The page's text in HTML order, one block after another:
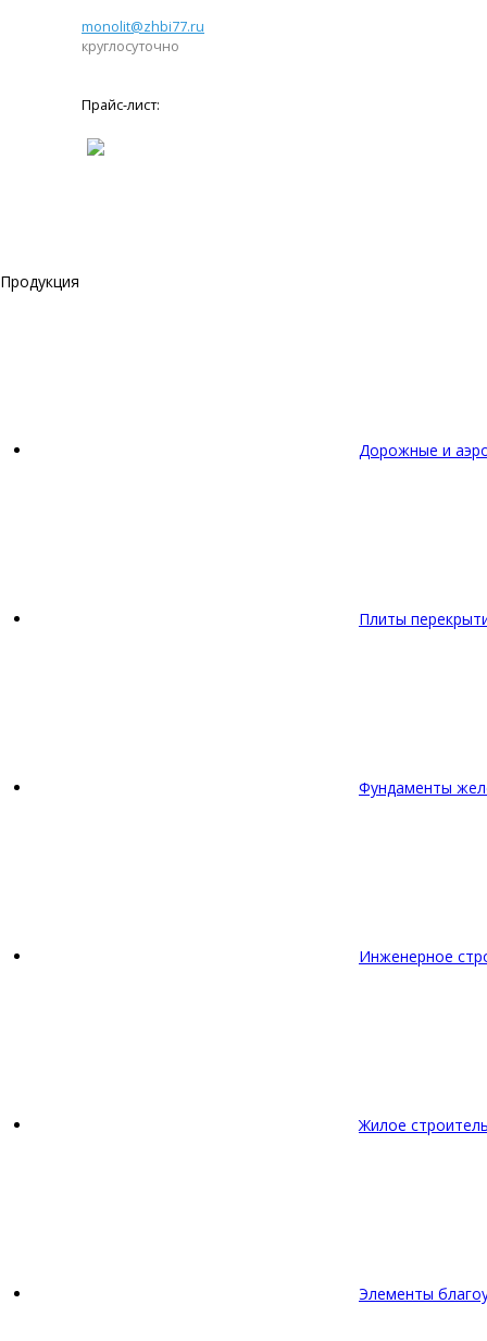
monolit@zhbi77.ru
круглосуточно
Прайс-лист:
Продукция
Дорожные и
Плиты
Фундаменты
Инженерное
Жилое
Элементы